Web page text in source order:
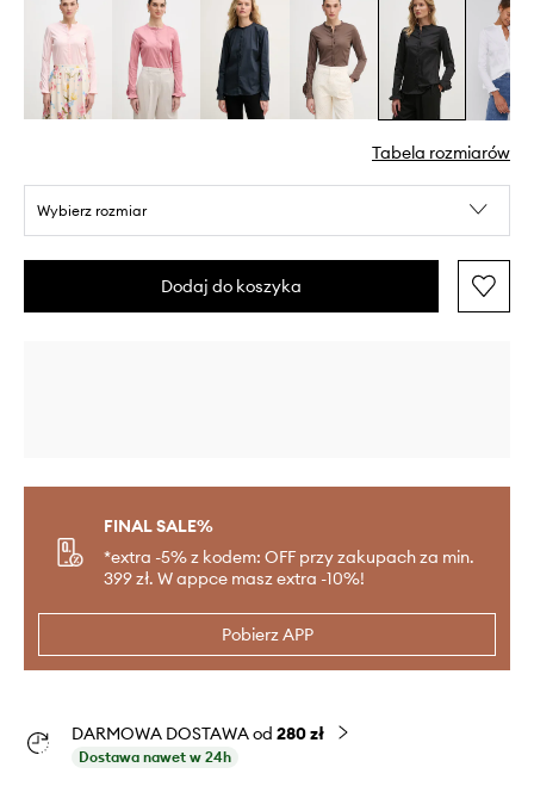
Tabela rozmiarów
Wybierz rozmiar
Dodaj do koszyka
FINAL SALE%
*extra -5% z kodem: OFF przy zakupach za min.
399 zł. W appce masz extra -10%!
Pobierz APP
DARMOWA DOSTAWA od 280 zł
Dostawa nawet w 24h